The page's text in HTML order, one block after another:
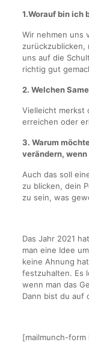
1.Worauf bin ich
Wir nehmen uns
zurückzublicken,
uns auf die
richtig gut
2. Welchen
Vielleicht merkst
erreichen oder
3. Warum
verändern,
Auch das soll
zu blicken, dein
zu sein, was
Das Jahr 2021
man eine Idee
keine Ahnung
festzuhalten. Es
wenn man das
Dann bist du auf
[mailmunch-form